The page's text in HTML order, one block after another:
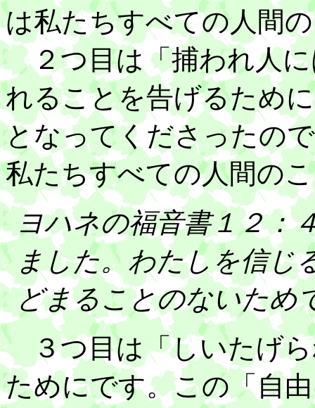
は私たちすべての人間
２つ目は「捕われ人に
れることを告げるため
となってくださったの
私たちすべての人間の
ヨハネの福音書１２：
ました。わたしを信じ
どまることのないため
３つ目は「しいたげら
ためにです。この「自